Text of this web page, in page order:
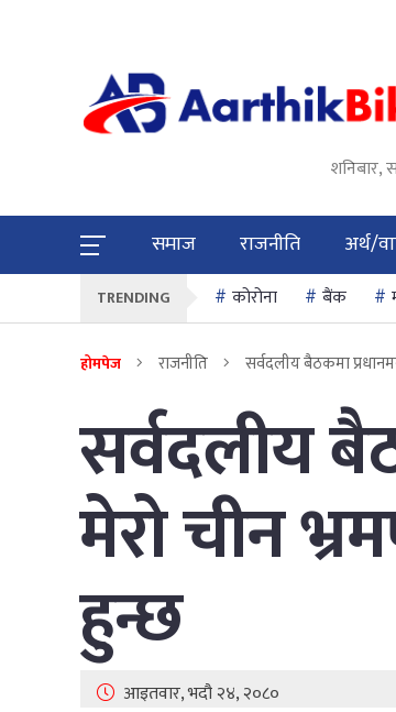
शनिबार,
समाज राजनीति अर्थ/
TRENDING कोरोना बैंक
होमपेज राजनीति सर्वदलीय बैठकमा
सर्वदलीय
मेरो चीन
हुन्छ
आइतवार, भदौ २४, २०८०